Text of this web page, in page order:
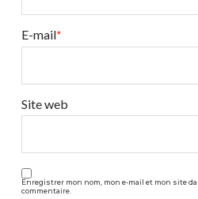
?
08.23.2016
E-mail*
Site web
Enregistrer mon nom, mon e-mail et mon site
commentaire.